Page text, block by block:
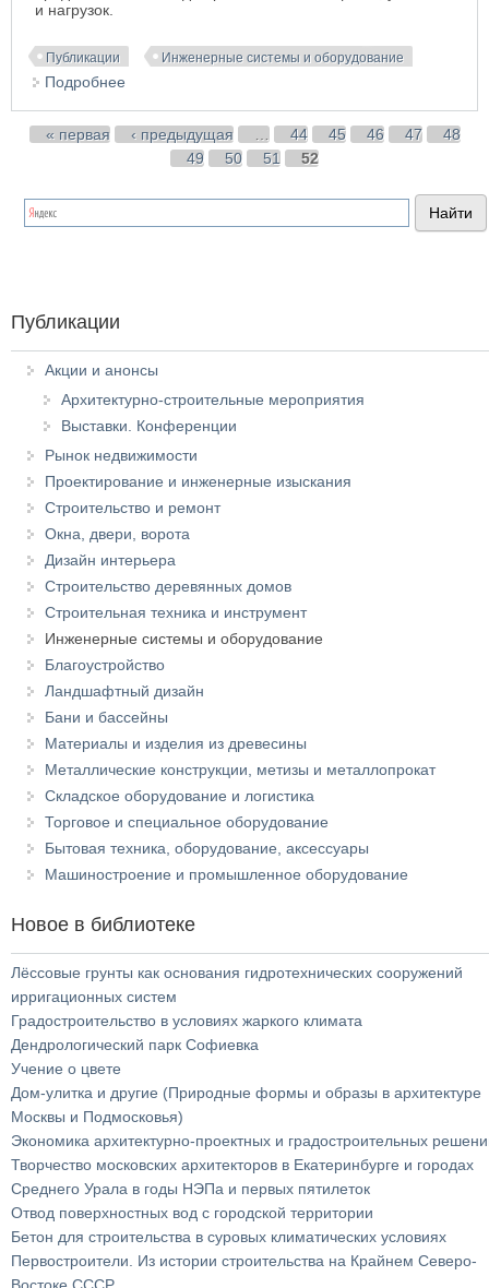
и нагрузок.
Публикации Инженерные системы и оборудование
Подробнее
Страницы
« первая ‹ предыдущая 44 45 46 47
48
49
50 51 52
Публикации
Акции и анонсы
Архитектурно-строительные мероприятия
Выставки. Конференции
Рынок недвижимости
Проектирование и инженерные изыскания
Строительство и ремонт
Окна, двери, ворота
Дизайн интерьера
Строительство деревянных домов
Строительная техника и инструмент
Инженерные системы и оборудование
Благоустройство
Ландшафтный дизайн
Бани и бассейны
Материалы и изделия из древесины
Металлические конструкции, метизы и металлопрокат
Складское оборудование и логистика
Торговое и специальное оборудование
Бытовая техника, оборудование, аксессуары
Машиностроение и промышленное оборудование
Новое в библиотеке
Лёссовые грунты как основания гидротехнических сооружений
ирригационных систем
Градостроительство в условиях жаркого климата
Дендрологический парк Софиевка
Учение о цвете
Дом-улитка и другие (Природные формы и образы в архитектуре
Москвы и Подмосковья)
Экономика архитектурно-проектных и градостроительных
Творчество московских архитекторов в Екатеринбурге и городах
Среднего Урала в годы НЭПа и первых пятилеток
Отвод поверхностных вод с городской территории
Бетон для строительства в суровых климатических условиях
Первостроители. Из истории строительства на Крайнем Северо-